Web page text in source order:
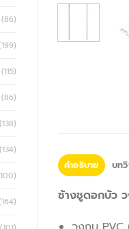
(86)
(115)
(86)
(138)
(134)
คำอธิบาย บท
ช้างชูดอกบัว